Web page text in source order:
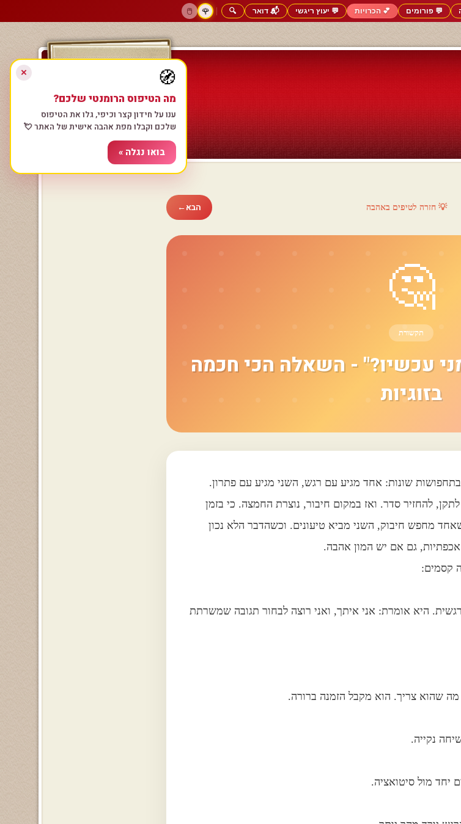
💬 פורומים 💕 הכרויות 💬 יעוץ ריגשי 📬 דואר 🔍
🌹
🖱️
הרשם עכשיו
התחבר
צימרים רומנטיים
חנות המתנות
💡 חזרה לטיפים באהבה הבא←
🤔
תקשורת
עכשיו?" - השאלה הכי חכמה
בזוגיות
שונות: אחד מגיע עם רגש, השני מגיע עם פתרון.
להחזיר סדר. ואז במקום חיבור, נוצרת החמצה. כי בזמן
מחפש חיבוק, השני מביא טיעונים. וכשהדבר הלא נכון
אכפתיות, גם אם יש המון אהבה.
קסמים:
היא אומרת: אני איתך, ואני רוצה לבחור תגובה שמשרתת
שהוא צריך. הוא מקבל הזמנה ברורה.
נקייה.
יחד מול סיטואציה.